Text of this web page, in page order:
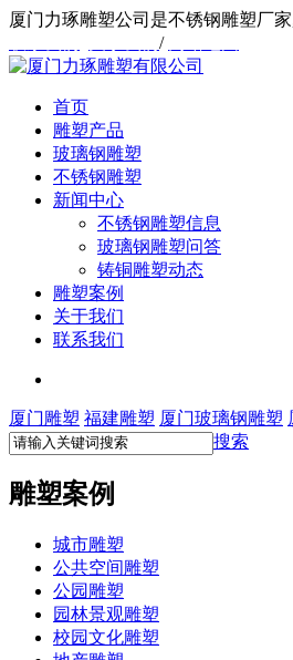
厦门力琢雕塑公司是不锈钢雕塑厂
/
首页
雕塑产品
玻璃钢雕塑
不锈钢雕塑
新闻中心
不锈钢雕塑信息
玻璃钢雕塑问答
铸铜雕塑动态
雕塑案例
关于我们
联系我们
厦门雕塑 福建雕塑 厦门玻璃钢雕塑
搜索
雕塑案例
城市雕塑
公共空间雕塑
公园雕塑
园林景观雕塑
校园文化雕塑